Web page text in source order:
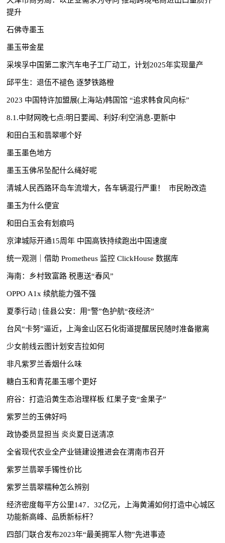
提升
石佛寺墨玉
墨玉带金星
采埃孚中国第二家汽车电子工厂动工，计划2025年实现量产
邱平生：退伍不褪色 逐梦铁路橙
2023 中国特许加盟展(上海站)韩国馆 “追求韩食风向标”
8.1.中财网晚七点:明日要闻、利好/利空消息-更新中
和田白玉和翡翠哪个好
墨玉墨色地方
墨玉玉佛吊坠配什么绳好呢
清城人民西路环岛车流增大，各车辆混行严重！ 市民盼改造
墨玉为什么便宜
和田白玉会有划痕吗
京津城际开通15周年 中国高铁持续跑出中国速度
统一观测｜借助 Prometheus 监控 ClickHouse 数据库
海南：乡村致富路 税惠送“春风”
OPPO A1x 续航能力强不强
夏季行动 | 佳县公安：用“警”色护航“夜经济”
台风“卡努”逼近，上海金山区石化街道提醒居民随时准备撤离
少女前线云图计划安吉拉如何
非凡紫罗兰香烟什么味
糖白玉和青花墨玉哪个更好
府谷：打造沿黄生态治理样板 红果子变“金果子”
紫罗兰的玉佛好吗
政协委员显担当 炎炎夏日送清凉
全省现代农业全产业链建设推进会在渭南市召开
紫罗兰翡翠手镯性价比
紫罗兰翡翠糯种怎么辨别
经济密度每平方公里147．32亿元，上海黄浦如何打造中心城区
功能新高峰、品质新标杆？
四部门联合发布2023年“最美拥军人物”先进事迹